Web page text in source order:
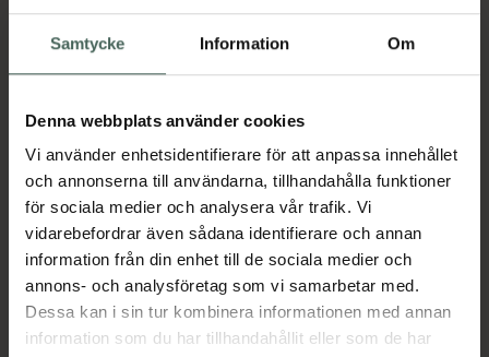
Samtycke Information Om
Denna webbplats använder cookies
Vi använder enhetsidentifierare för att anpassa innehållet
och annonserna till användarna, tillhandahålla funktioner
för sociala medier och analysera vår trafik. Vi
vidarebefordrar även sådana identifierare och annan
information från din enhet till de sociala medier och
annons- och analysföretag som vi samarbetar med.
Dessa kan i sin tur kombinera informationen med annan
information som du har tillhandahållit eller som de har
Jag accepterar villkoren
Spara
Aktuella erbjudanden
Beskrivning Dölj
Jämförpris 41,52 kr/st